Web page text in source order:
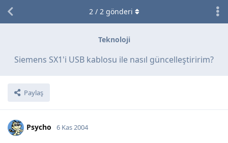
Teknoloji
Siemens SX1'i USB kablosu ile nasıl güncelleştiririm?
Paylaş
2/ 2gönderi
Psycho 6 Kas 2004